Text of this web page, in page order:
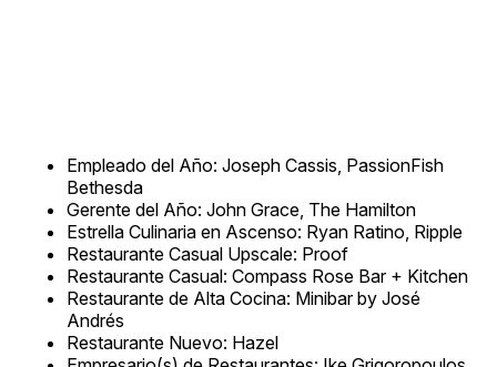
Empleado del Año: Joseph Cassis, PassionFish
Bethesda
Gerente del Año: John Grace, The Hamilton
Estrella Culinaria en Ascenso: Ryan Ratino, Ripple
Restaurante Casual Upscale: Proof
Restaurante Casual: Compass Rose Bar + Kitchen
Restaurante de Alta Cocina: Minibar by José
Andrés
Restaurante Nuevo: Hazel